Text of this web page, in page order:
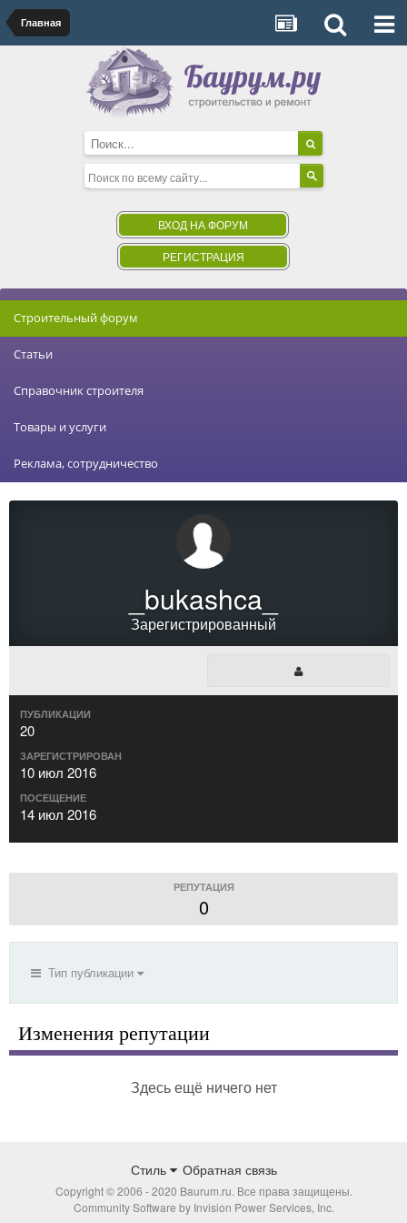
Главная
ВХОД НА ФОРУМ
РЕГИСТРАЦИЯ
Строительный форум
Статьи
Справочник строителя
Товары и услуги
Реклама, сотрудничество
_bukashca_
Зарегистрированный
ПУБЛИКАЦИИ
20
ЗАРЕГИСТРИРОВАН
10 июл 2016
ПОСЕЩЕНИЕ
14 июл 2016
РЕПУТАЦИЯ
0
Тип публикации
Изменения репутации
Здесь ещё ничего нет
Стиль Обратная связь
Copyright © 2006 - 2020 Baurum.ru. Все права защищены.
Community Software by Invision Power Services, Inc.